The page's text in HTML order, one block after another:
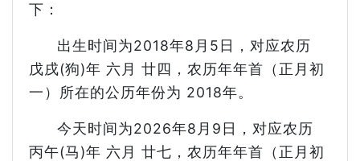
下：
出生时间为2018年8月5日，对应农历
戊戌(狗)年 六月 廿四，农历年年首（正月初
一）所在的公历年份为 2018年。
今天时间为2026年8月9日，对应农历
丙午(马)年 六月 廿七，农历年年首（正月初